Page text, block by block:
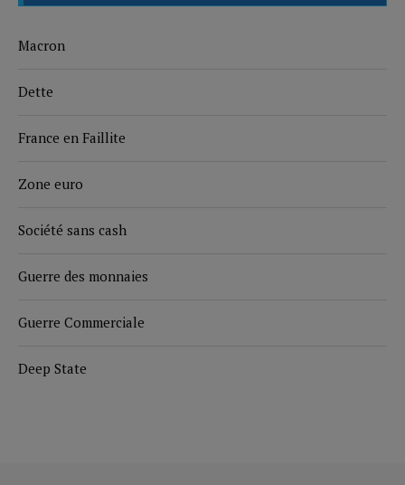
Macron
Dette
France en Faillite
Zone euro
Société sans cash
Guerre des monnaies
Guerre Commerciale
Deep State